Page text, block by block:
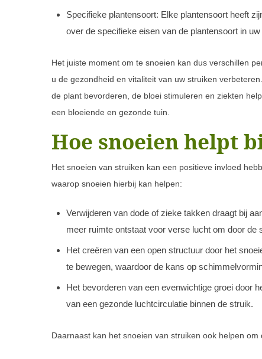
Specifieke plantensoort: Elke plantensoort heeft
over de specifieke eisen van de plantensoort in
Het juiste moment om te snoeien kan dus verschillen
u de gezondheid en vitaliteit van uw struiken
de plant bevorderen, de bloei stimuleren en ziekten
een bloeiende en gezonde tuin.
Hoe snoeien helpt
Het snoeien van struiken kan een positieve invloed
waarop snoeien hierbij kan helpen:
Verwijderen van dode of zieke takken draagt bij
meer ruimte ontstaat voor verse lucht om door de
Het creëren van een open structuur door het
te bewegen, waardoor de kans op
Het bevorderen van een evenwichtige groei door
van een gezonde luchtcirculatie binnen de struik.
Daarnaast kan het snoeien van struiken ook helpen